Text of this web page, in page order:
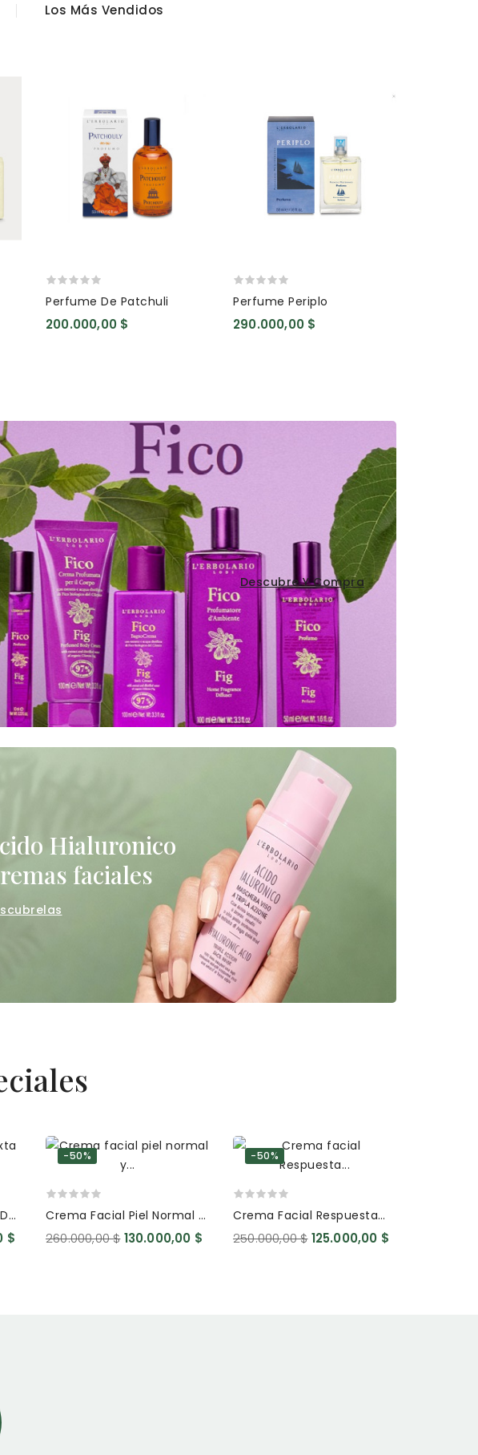
Los Más Vendidos
Perfume De Patchuli
200.000,00 $
Perfume Periplo
290.000,00 $
Descubre Y Compra
Hialuronico
faciales
$
-50%
Crema Facial Piel Normal Y
Seca De Acido Hialuronico
260.000,00 $ 130.000,00 $
-50%
Crema Facial Respuesta
Noche Altafitocosmesi
250.000,00 $ 125.000,00 $